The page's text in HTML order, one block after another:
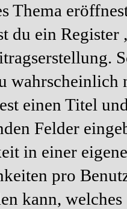
Thema
du ein
einen Titel
Felder
in einer
pro
kann,